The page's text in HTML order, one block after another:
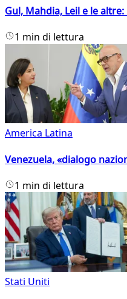
Gul, Mahdia, Leil e le
1 min di lettura
America Latina
Venezuela, «dialogo
1 min di lettura
Stati Uniti